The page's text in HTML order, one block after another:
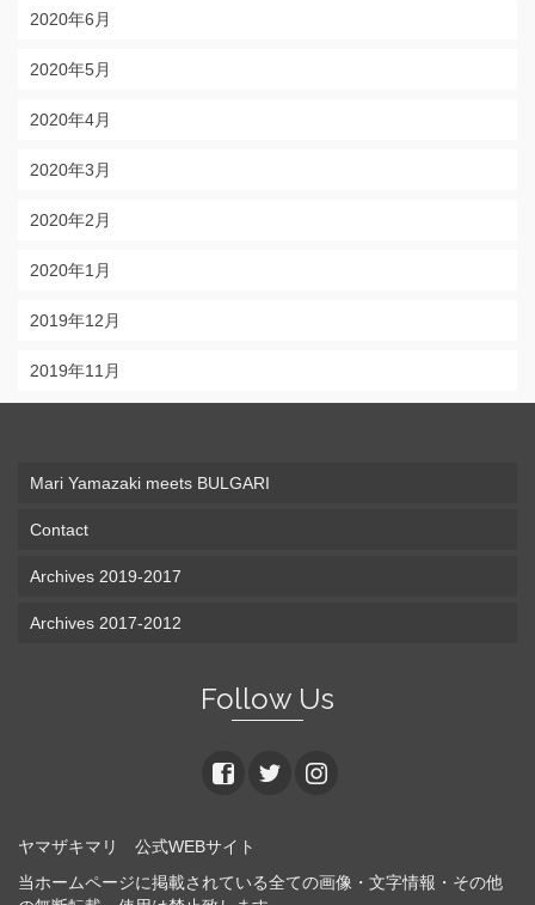
2020年6月
2020年5月
2020年4月
2020年3月
2020年2月
2020年1月
2019年12月
2019年11月
Mari Yamazaki meets BULGARI
Contact
Archives 2019-2017
Archives 2017-2012
Follow Us
ヤマザキマリ 公式WEBサイト
当ホームページに掲載されている全ての画像・文字情報・その他